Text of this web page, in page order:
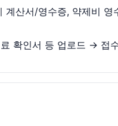
계산서/영수증, 약제비 영
확인서 등 업로드 → 접